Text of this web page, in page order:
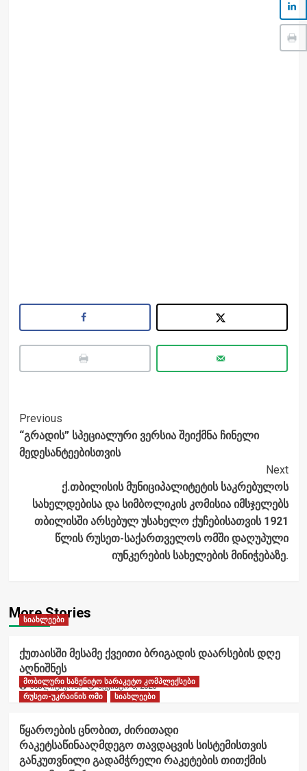
Post
Navigation
Previous
“გრადის” სპეციალური ვერსია შეიქმნა ჩინელი
მედესანტეებისთვის
Next
ქ.თბილისის მუნიციპალიტეტის საკრებულოს
სახელდებისა და სიმბოლიკის კომისია იმსჯელებს
თბილისში არსებულ უსახელო ქუჩებისათვის 1921
წლის რუსეთ-საქართველოს ომში დაღუპული
იუნკერების სახელების მინიჭებაზე.
More Stories
სიახლეები
ქუთაისში მესამე ქვეითი ბრიგადის დაარსების დღე
აღნიშნეს
ანალიტიკოსი აგვისტო 6, 2026
მობილური საზენიტო სარაკეტო კომპლექსები
რუსეთ-უკრაინის ომი
სიახლეები
წყაროების ცნობით, ძირითადი
რაკეტსაწინააღმდეგო თავდაცვის სისტემისთვის
განკუთვნილი გადამჭრელი რაკეტების თითქმის